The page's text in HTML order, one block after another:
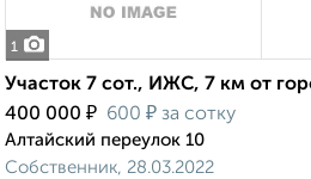
1
Участок 7 сот., ИЖС, 7 км от
400 000 ₽ 600 ₽ за сотку
Алтайский переулок 10
Собственник, 28.03.2022